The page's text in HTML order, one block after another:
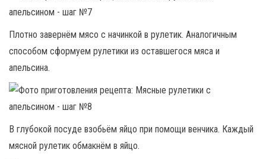
Плотно завернём мясо с начинкой в рулетик. Аналогичным
способом сформуем рулетики из оставшегося мяса и
апельсина.
В глубокой посуде взобьём яйцо при помощи венчика. Каждый
мясной рулетик обмакнём в яйцо.